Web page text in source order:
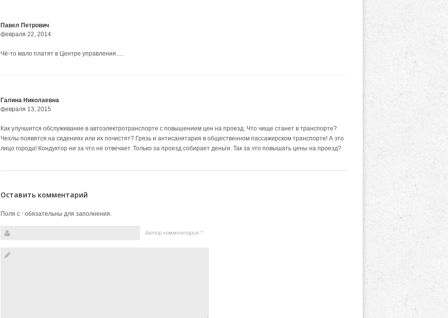
Павел Петрович
февраля 22, 2014
Чё-то мало платят в Центре управления.....
Галина Николаевна
февраля 13, 2015
Как улучшится обслуживание в автоэлектротранспорте с повышением цен на проезд. Что чище станет в транспорте?
Чехлы появятся на сидениях или их почистят? Грязь и антисанитария в общественном пассажирском транспорте! А это
лицо города! Кондуктор ни за что не отвечает. Только за проезд собирает деньги. Так за что повышать цены на проезд?
Оставить комментарий
Поля с *обязательны для заполнения.
Автор комментария *